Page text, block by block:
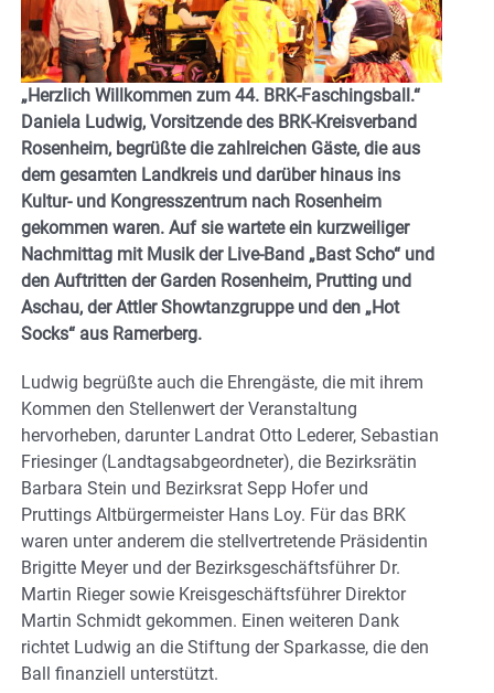
„Herzlich Willkommen zum 44. BRK-Faschingsball.“
Daniela Ludwig, Vorsitzende des BRK-Kreisverband
Rosenheim, begrüßte die zahlreichen Gäste, die aus
dem gesamten Landkreis und darüber hinaus ins
Kultur- und Kongresszentrum nach Rosenheim
gekommen waren. Auf sie wartete ein kurzweiliger
Nachmittag mit Musik der Live-Band „Bast Scho“ und
den Auftritten der Garden Rosenheim, Prutting und
Aschau, der Attler Showtanzgruppe und den „Hot
Socks“ aus Ramerberg.
Ludwig begrüßte auch die Ehrengäste, die mit ihrem
Kommen den Stellenwert der Veranstaltung
hervorheben, darunter Landrat Otto Lederer, Sebastian
Friesinger (Landtagsabgeordneter), die Bezirksrätin
Barbara Stein und Bezirksrat Sepp Hofer und
Pruttings Altbürgermeister Hans Loy. Für das BRK
waren unter anderem die stellvertretende Präsidentin
Brigitte Meyer und der Bezirksgeschäftsführer Dr.
Martin Rieger sowie Kreisgeschäftsführer Direktor
Martin Schmidt gekommen. Einen weiteren Dank
richtet Ludwig an die Stiftung der Sparkasse, die den
Ball finanziell unterstützt.